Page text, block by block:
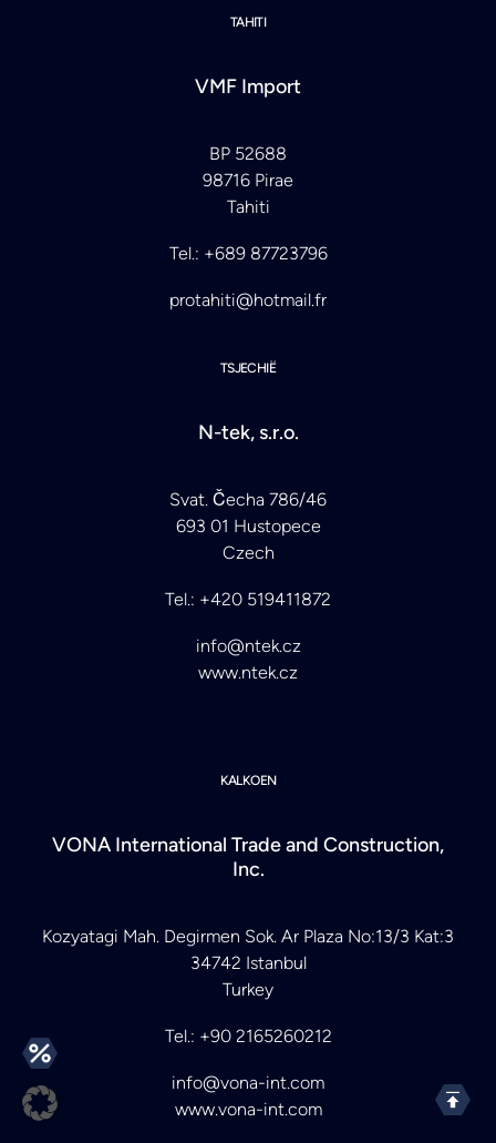
TAHITI
VMF Import
BP 52688
98716 Pirae
Tahiti
Tel.: +689 87723796
protahiti@hotmail.fr
TSJECHIË
N-tek, s.r.o.
Svat. Čecha 786/46
693 01 Hustopece
Czech
Tel.: +420 519411872
info@ntek.cz
www.ntek.cz
KALKOEN
VONA International Trade and Construction,
Inc.
Kozyatagi Mah. Degirmen Sok. Ar Plaza No:13/3 Kat:3
34742 Istanbul
Turkey
Tel.: +90 2165260212
info@vona-int.com
www.vona-int.com